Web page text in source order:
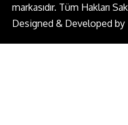
markasıdır. Tüm Hakları
Designed & Developed by